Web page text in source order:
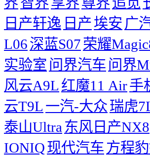
日产轩逸 日产埃安 广
L06深蓝S07荣耀
实验室 问界汽车 问界
风云A9L 红魔11 Air手
云T9L 一汽-大众瑞虎
泰山Ultra 东风日产NX8
IONIQ现代汽车 方程